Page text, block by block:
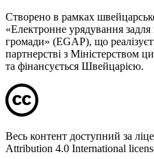
Створено в рамках
«Електронне урядування задля
громади» (EGAP), що
партнерстві з Міністерством
та фінансується Швейцарією.
Весь контент доступний за
Attribution 4.0 International